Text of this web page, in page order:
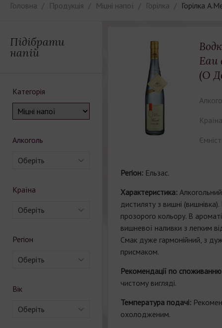
Головна Продукція Міцні напої Горілка Горілка
Підібрати
напій
Категорія
Алкоголь
Оберіть
Країна
Оберіть
Регіон
Оберіть
Вік
Оберіть
Eau
(О
Регіон:Ельзас.
Характеристика:
дистиляту з вишні
прозорого кольору. В
вишневої наливки з легким
Смак дуже гармонійний, з
присмаком.
Рекомендації по
чистому вигляді.
Температура подачі:
охолодженим.